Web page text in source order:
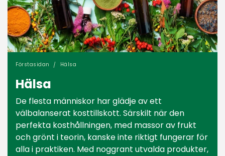
Förstasidan Hälsa
Hälsa
De flesta människor har glädje av ett
välbalanserat kosttillskott. Särskilt när den
perfekta kosthållningen, med massor av frukt
och grönt i teorin, kanske inte riktigt fungerar för
alla i praktiken. Med noggrant utvalda produkter,